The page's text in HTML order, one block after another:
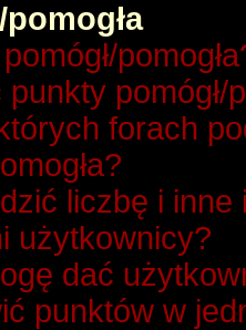
pomógł/
forach
liczbę i
użytkownicy?
dać
punktów w